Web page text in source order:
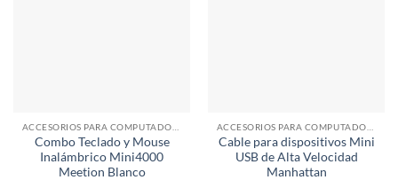
Combo Teclado y Mouse
Inalámbrico Mini4000
Meetion Blanco
Cable para dispositivos Mini
USB de Alta Velocidad
Manhattan